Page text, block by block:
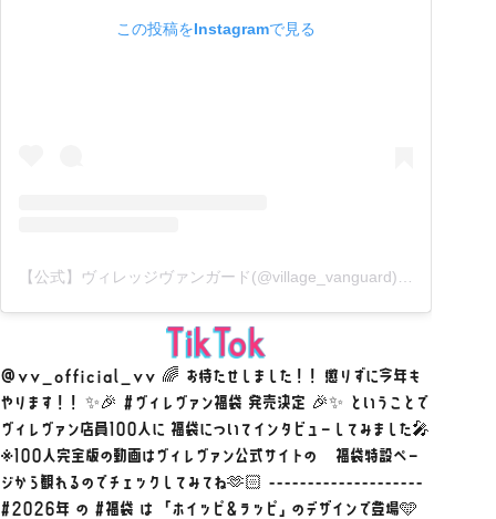
この投稿をInstagramで見る
@vv_official_vv 🌈 お待たせしました！！ 懲りずに今年も
やります！！ ✨🎉 #ヴィレヴァン福袋 発売決定 🎉✨ ということで
ヴィレヴァン店員100人に 福袋についてインタビューしてみました🎤
※100人完全版の動画はヴィレヴァン公式サイトの 福袋特設ペー
ジから観れるのでチェックしてみてね🫶🏻 --------------------
#2026年 の #福袋 は 「ホイッピ＆ラッピ」のデザインで登場🩵